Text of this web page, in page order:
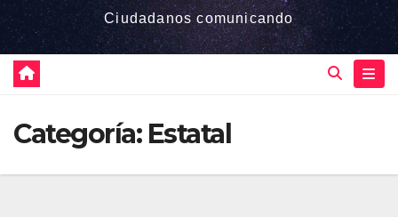
Ciudadanos comunicando
Categoría: Estatal